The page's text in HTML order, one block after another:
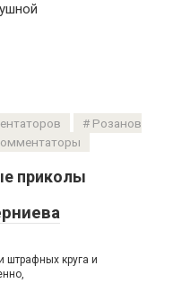
Розанов
приколы
штрафных круга и